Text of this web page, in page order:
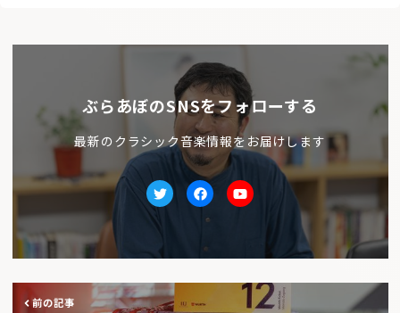
ぶらあぼのSNSをフォローする
最新のクラシック音楽情報をお届けします
TwitterfacebookYoutube
前の記事